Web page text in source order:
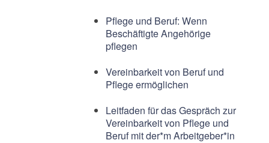
Pflege und Beruf: Wenn
Beschäftigte Angehörige
pflegen
Vereinbarkeit von Beruf und
Pflege ermöglichen
Leitfaden für das Gespräch zur
Vereinbarkeit von Pflege und
Beruf mit der*m Arbeitgeber*in